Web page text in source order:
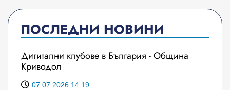
ПОСЛЕДНИ НОВИНИ
Дигитални клубове в България - Община
Криводол
07.07.2026 14:19